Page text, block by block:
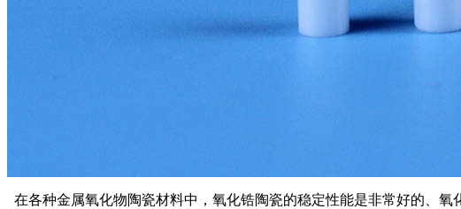
在各种金属氧化物陶瓷材料中，氧化锆陶瓷的稳定性能是非常好的、